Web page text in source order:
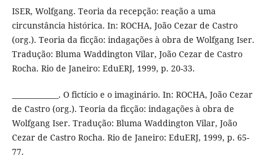
ISER, Wolfgang. Teoria da recepção: reação a uma
circunstância histórica. In: ROCHA, João Cezar de Castro
(org.). Teoria da ficção: indagações à obra de Wolfgang Iser.
Tradução: Bluma Waddington Vilar, João Cezar de Castro
Rocha. Rio de Janeiro: EduERJ, 1999, p. 20-33.
_____________. O fictício e o imaginário. In: ROCHA, João Cezar
de Castro (org.). Teoria da ficção: indagações à obra de
Wolfgang Iser. Tradução: Bluma Waddington Vilar, João
Cezar de Castro Rocha. Rio de Janeiro: EduERJ, 1999, p. 65-
77.